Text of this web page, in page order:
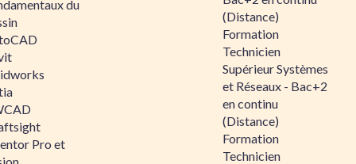
du
Pro et
(Distance)
Formation
Technicien
Supérieur Systèmes
et Réseaux - Bac+2
en continu
(Distance)
Formation
Technicien